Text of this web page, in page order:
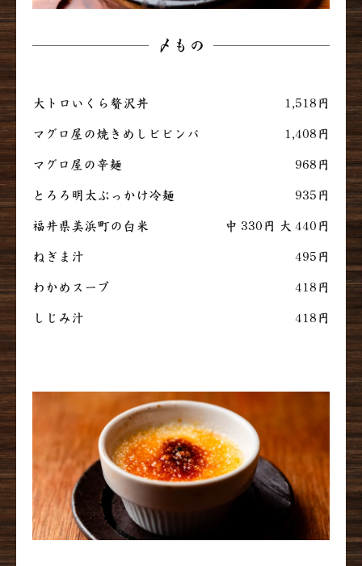
〆もの
大トロいくら贅沢丼 1,518円
マグロ屋の焼きめしビビンバ 1,408円
マグロ屋の辛麺 968円
とろろ明太ぶっかけ冷麺 935円
福井県美浜町の白米 中 330円 大 440円
ねぎま汁 495円
わかめスープ 418円
しじみ汁 418円